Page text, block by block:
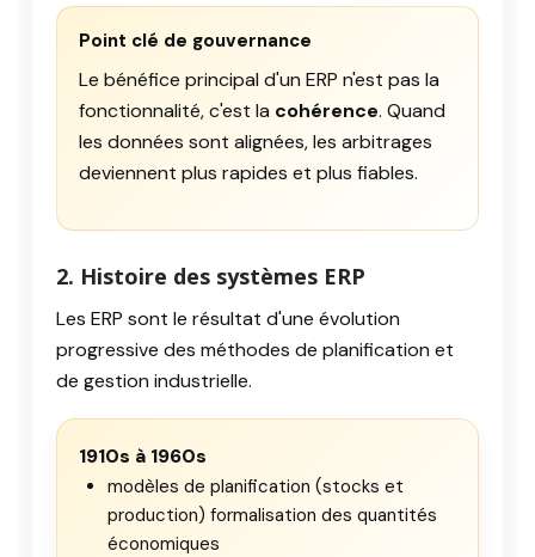
Point clé de gouvernance
Le bénéfice principal d'un ERP n'est pas la
fonctionnalité, c'est la cohérence. Quand
les données sont alignées, les arbitrages
deviennent plus rapides et plus fiables.
2. Histoire des systèmes ERP
Les ERP sont le résultat d'une évolution
progressive des méthodes de planification et
de gestion industrielle.
1910s à 1960s
modèles de planification (stocks et
production) formalisation des quantités
économiques